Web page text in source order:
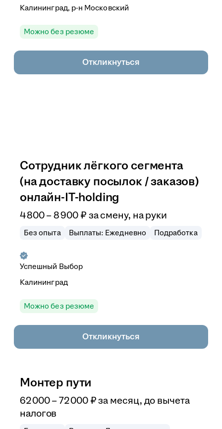
Калининград, р-н Московский
Можно без резюме
Откликнуться
Сотрудник лёгкого сегмента
(на доставку посылок / заказов)
онлайн-IT-holding
4 800–8 900 ₽ за смену, на руки
Без опыта Выплаты: Ежедневно Подработка
Успешный Выбор
Калининград
Можно без резюме
Откликнуться
Монтер пути
62 000–72 000 ₽ за месяц, до вычета
налогов